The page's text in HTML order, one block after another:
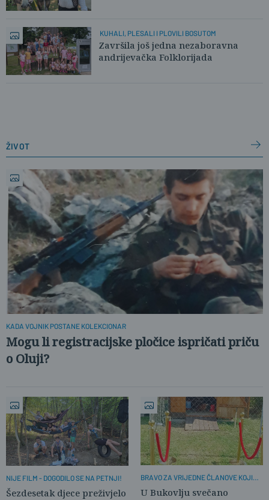
KUHALI, PLESALI I PLOVILI BOSUTOM
Završila još jedna nezaboravna
andrijevačka Folklorijada
život
KADA VOJNIK POSTANE KOLEKCIONAR
Mogu li registracijske pločice ispričati priču
o Oluji?
NIJE FILM - DOGODILO SE NA PETNJI!
Šezdesetak djece preživjelo
BRAVO ZA VRIJEDNE ČLANOVE KOJI
U Bukovlju svečano